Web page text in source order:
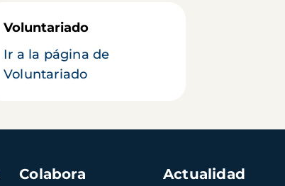
Voluntariado
Ir a la página de
Voluntariado
Colabora Actualidad